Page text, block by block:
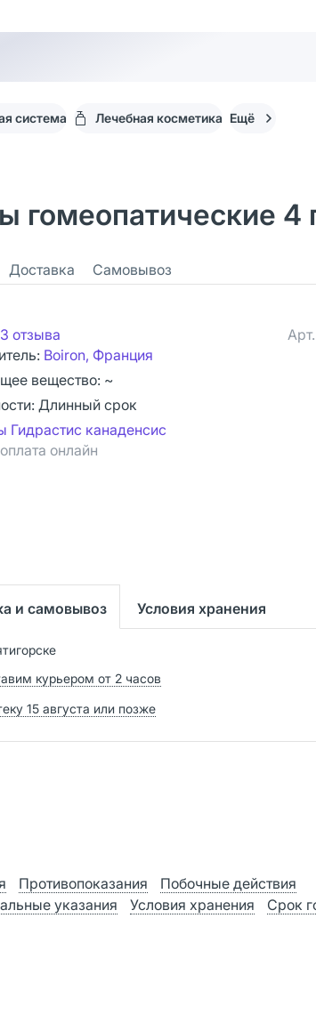
система Лечебная косметика Ещё
гомеопатические 4
Доставка Самовывоз
3 отзыва Арт.
Boiron, Франция
вещество: ~
Длинный срок
Гидрастис канаденсис
онлайн
и самовывоз Условия хранения
курьером от 2 часов
15 августа или позже
Противопоказания
Побочные действия
указания Условия хранения
Срок